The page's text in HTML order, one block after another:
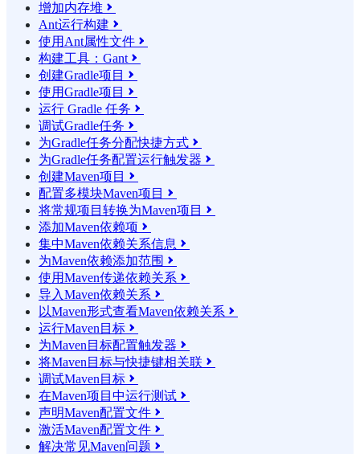
增加内存堆 
Ant运行构建 
使用Ant属性文件 
构建工具：Gant 
创建Gradle项目 
使用Gradle项目 
运行 Gradle 任务 
调试Gradle任务 
为Gradle任务分配快捷方式 
为Gradle任务配置运行触发器 
创建Maven项目 
配置多模块Maven项目 
将常规项目转换为Maven项目 
添加Maven依赖项 
集中Maven依赖关系信息 
为Maven依赖添加范围 
使用Maven传递依赖关系 
导入Maven依赖关系 
以Maven形式查看Maven依赖关系 
运行Maven目标 
为Maven目标配置触发器 
将Maven目标与快捷键相关联 
调试Maven目标 
在Maven项目中运行测试 
声明Maven配置文件 
激活Maven配置文件 
解决常见Maven问题 